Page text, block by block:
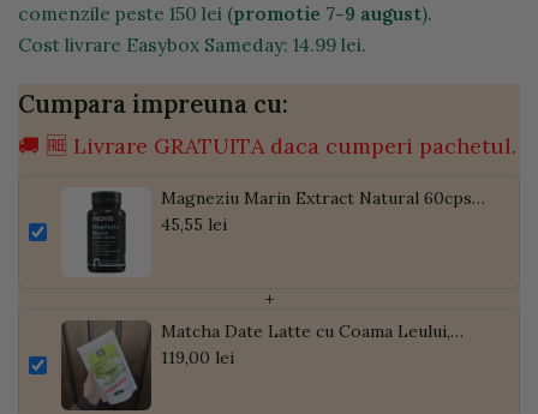
comenzile peste 150 lei (promotie 7-9 august).
Cost livrare Easybox Sameday: 14.99 lei.
Cumpara impreuna cu:
🚚 🆓 Livrare GRATUITA daca cumperi pachetul.
Magneziu Marin Extract Natural 60cps
vegetale
45,55 lei
+
Matcha Date Latte cu Coama Leului,
Pudră de Curmale și Ghimbir, ECO, 300g
119,00 lei